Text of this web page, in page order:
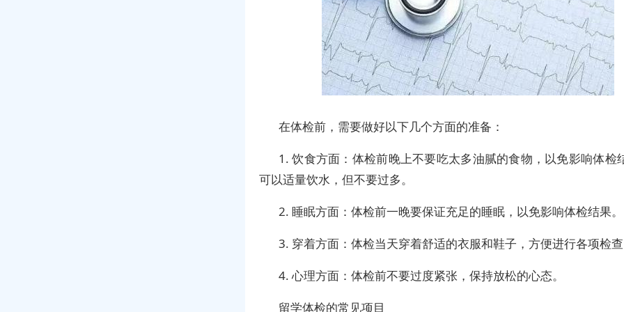
在体检前，需要做好以下几个方面的准备：
1. 饮食方面：体检前晚上不要吃太多油腻的食物，以免影响体检
可以适量饮水，但不要过多。
2. 睡眠方面：体检前一晚要保证充足的睡眠，以免影响体检结果。
3. 穿着方面：体检当天穿着舒适的衣服和鞋子，方便进行各项检查
4. 心理方面：体检前不要过度紧张，保持放松的心态。
留学体检的常见项目